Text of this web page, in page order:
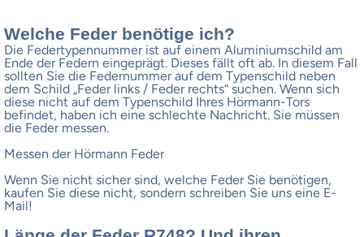
Welche Feder benötige ich?
Die Federtypennummer ist auf einem Aluminiumschild am
Ende der Federn eingeprägt. Dieses fällt oft ab. In diesem Fall
sollten Sie die Federnummer auf dem Typenschild neben
dem Schild „Feder links / Feder rechts“ suchen. Wenn sich
diese nicht auf dem Typenschild Ihres Hörmann-Tors
befindet, haben ich eine schlechte Nachricht. Sie müssen
die Feder messen.
Messen der Hörmann Feder
Wenn Sie nicht sicher sind, welche Feder Sie benötigen,
kaufen Sie diese nicht, sondern schreiben Sie uns eine E-
Mail!